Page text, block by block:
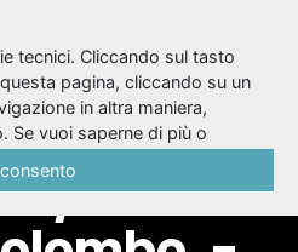
/ a cura
tecnici. Cliccando sul tasto
pagina, cliccando su un
in altra maniera,
Se vuoi saperne di più o